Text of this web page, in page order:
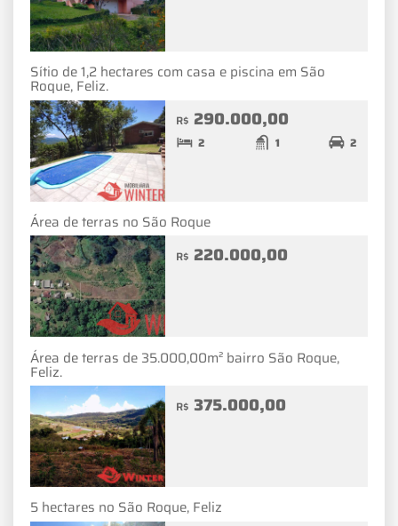
Sítio de 1,2 hectares com casa e piscina em São
Roque, Feliz.
R$ 290.000,00
2 1 2
Área de terras no São Roque
R$ 220.000,00
Área de terras de 35.000,00m² bairro São Roque,
Feliz.
R$ 375.000,00
5 hectares no São Roque, Feliz